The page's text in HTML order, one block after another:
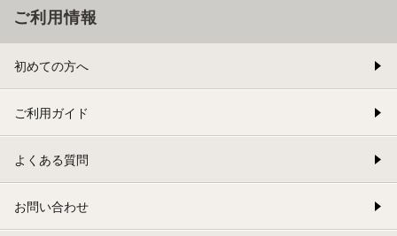
ご利用情報
初めての方へ
ご利用ガイド
よくある質問
お問い合わせ